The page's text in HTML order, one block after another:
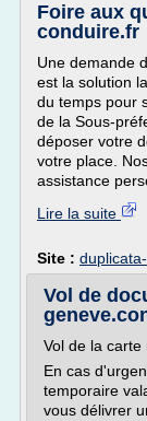
Foire aux
conduire.fr
Une demande
est la solution
du temps pour
de la Sous-
déposer votre
votre place.
assistance
Lire la suite
Site :
Vol de
Vol de la
En cas
temporaire
vous délivrer